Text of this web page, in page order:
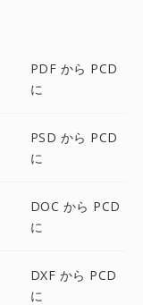
PDF から PCD
に
PSD から PCD
に
DOC から PCD
に
DXF から PCD
に